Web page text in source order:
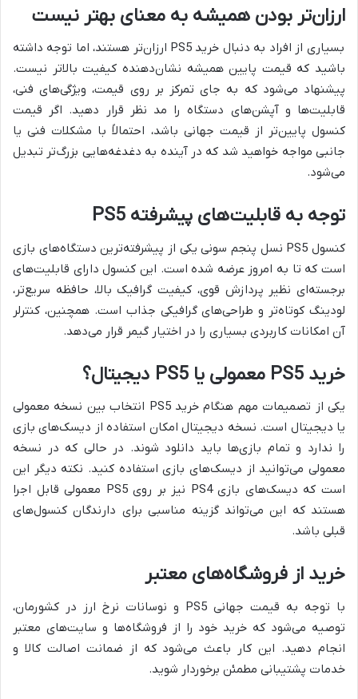
ارزان‌تر بودن همیشه به معنای بهتر نیست
بسیاری از افراد به دنبال خرید PS5 ارزان‌تر هستند، اما توجه داشته
باشید که قیمت پایین همیشه نشان‌دهنده کیفیت بالاتر نیست.
پیشنهاد می‌شود که به جای تمرکز بر روی قیمت، ویژگی‌های فنی،
قابلیت‌ها و آپشن‌های دستگاه را مد نظر قرار دهید. اگر قیمت
کنسول پایین‌تر از قیمت جهانی باشد، احتمالاً با مشکلات فنی یا
جانبی مواجه خواهید شد که در آینده به دغدغه‌هایی بزرگ‌تر تبدیل
می‌شود.
توجه به قابلیت‌های پیشرفته PS5
کنسول PS5 نسل پنجم سونی یکی از پیشرفته‌ترین دستگاه‌های بازی
است که تا به امروز عرضه شده است. این کنسول دارای قابلیت‌های
برجسته‌ای نظیر پردازش قوی، کیفیت گرافیک بالا، حافظه سریع‌تر،
لودینگ کوتاه‌تر و طراحی‌های گرافیکی جذاب است. همچنین، کنترلر
آن امکانات کاربردی بسیاری را در اختیار گیمر قرار می‌دهد.
خرید PS5 معمولی یا PS5 دیجیتال؟
یکی از تصمیمات مهم هنگام خرید PS5 انتخاب بین نسخه معمولی
یا دیجیتال است. نسخه دیجیتال امکان استفاده از دیسک‌های بازی
را ندارد و تمام بازی‌ها باید دانلود شوند. در حالی که در نسخه
معمولی می‌توانید از دیسک‌های بازی استفاده کنید. نکته دیگر این
است که دیسک‌های بازی PS4 نیز بر روی PS5 معمولی قابل اجرا
هستند که این می‌تواند گزینه مناسبی برای دارندگان کنسول‌های
قبلی باشد.
خرید از فروشگاه‌های معتبر
با توجه به قیمت جهانی PS5 و نوسانات نرخ ارز در کشورمان،
توصیه می‌شود که خرید خود را از فروشگاه‌ها و سایت‌های معتبر
انجام دهید. این کار باعث می‌شود که از ضمانت اصالت کالا و
خدمات پشتیبانی مطمئن برخوردار شوید.